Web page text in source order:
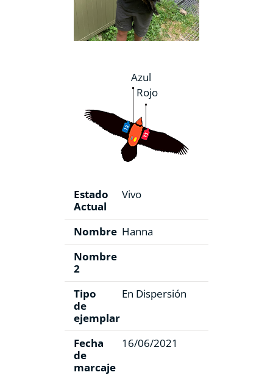
Azul
Rojo
Estado
Actual
Vivo
Nombre Hanna
Nombre
2
Tipo
de
ejemplar
En Dispersión
Fecha
de
marcaje
16/06/2021